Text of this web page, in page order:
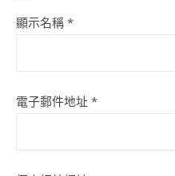
顯示名稱 *
電子郵件地址 *